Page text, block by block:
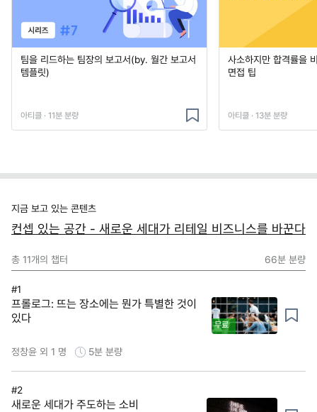
팀을 리드하는 팀장의 보고서(by. 월간 보고서
템플릿)
아티클 · 11분 분량
사소하지만 합격률을
면접 팁
아티클 · 13분 분량
지금 보고 있는 콘텐츠
컨셉 있는 공간 - 새로운 세대가 리테일 비즈니스를 바꾼다
총 11개의 챕터 66분 분량
#1
프롤로그: 뜨는 장소에는 뭔가 특별한 것이
있다
무료
정창윤 외 1 명 5분 분량
#2
새로운 세대가 주도하는 소비